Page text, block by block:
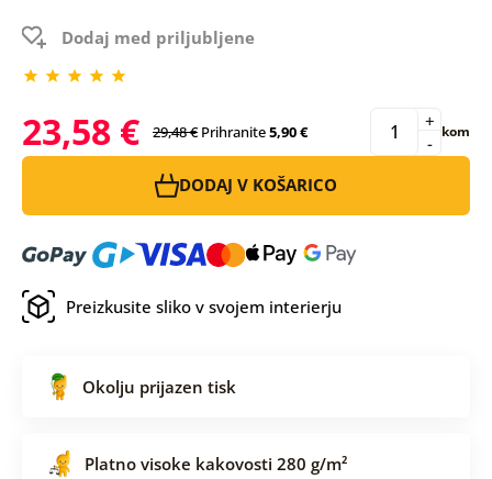
Dodaj med priljubljene
23,58 € 29,48 € Prihranite5,90 € -
+ kom
DODAJ V KOŠARICO
Preizkusite sliko v svojem interierju
Okolju prijazen tisk
Platno visoke kakovosti 280 g/m²